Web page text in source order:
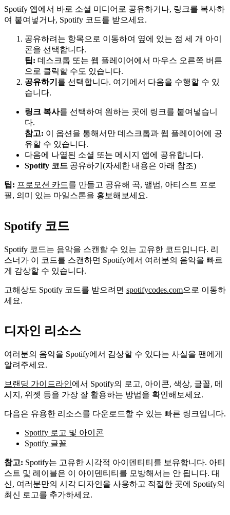
Spotify 앱에서 바로 소셜 미디어로 공유하거나, 링크를 복사하
여 붙여넣거나, Spotify 코드를 받으세요.
공유하려는 항목으로 이동하여 옆에 있는 점 세 개 아이
콘을 선택합니다.
팁: 데스크톱 또는 웹 플레이어에서 마우스 오른쪽 버튼
으로 클릭할 수도 있습니다.
공유하기 를 선택합니다. 여기에서 다음을 수행할 수 있
습니다.
링크 복사를 선택하여 원하는 곳에 링크를 붙여넣습니
다.
참고: 이 옵션을 통해서만 데스크톱과 웹 플레이어에 공
유할 수 있습니다.
다음에 나열된 소셜 또는 메시지 앱에 공유합니다.
Spotify 코드 공유하기(자세한 내용은 아래 참조)
팁: 프로모션 카드를 만들고 공유해 곡, 앨범, 아티스트 프로
필, 의미 있는 마일스톤을 홍보해보세요.
Spotify 코드
Spotify 코드는 음악을 스캔할 수 있는 고유한 코드입니다. 리
스너가 이 코드를 스캔하면 Spotify에서 여러분의 음악을 빠르
게 감상할 수 있습니다.
고해상도 Spotify 코드를 받으려면 spotifycodes.com으로 이동하
세요.
디자인 리소스
여러분의 음악을 Spotify에서 감상할 수 있다는 사실을 팬에게
알려주세요.
브랜딩 가이드라인에서 Spotify의 로고, 아이콘, 색상, 글꼴, 메
시지, 위젯 등을 가장 잘 활용하는 방법을 확인해보세요.
다음은 유용한 리소스를 다운로드할 수 있는 빠른 링크입니다.
Spotify 로고 및 아이콘
Spotify 글꼴
참고: Spotify는 고유한 시각적 아이덴티티를 보유합니다. 아티
스트 및 레이블은 이 아이덴티티를 모방해서는 안 됩니다. 대
신, 여러분만의 시각 디자인을 사용하고 적절한 곳에 Spotify의
최신 로고를 추가하세요.